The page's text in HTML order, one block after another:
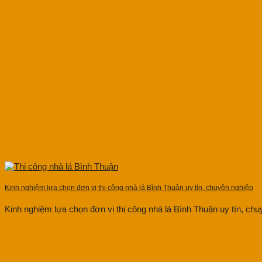
Kinh nghiệm lựa chọn đơn vị thi công nhà lá Bình Thuận uy tín, chuyên nghiệp
Kinh nghiệm lựa chọn đơn vị thi công nhà lá Bình Thuận uy tín,